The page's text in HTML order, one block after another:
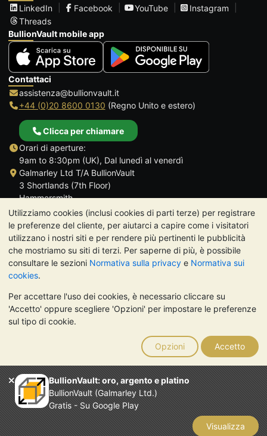
Utilizziamo cookies (inclusi cookies di parti terze) per registrare
le preferenze del cliente, per aiutarci a capire come i visitatori
utilizzano i nostri siti e per rendere più pertinenti le pubblicità
che mostriamo su siti di terzi. Per saperne di più, è possibile
consultare le sezioni Normativa sulla privacy e Normativa sui
cookies.
Per accettare l'uso dei cookies, è necessario cliccare su
'Accetto' oppure scegliere 'Opzioni' per impostare le preferenze
sul tipo di cookie.
Opzioni Accetto
BullionVault: oro, argento e platino
BullionVault (Galmarley Ltd.)
Gratis - Su Google Play
Visualizza
LinkedIn
Facebook YouTube
Instagram
Threads
BullionVault mobile app
Contattaci
assistenza@bullionvault.it
+44 (0)20 8600 0130 (Regno Unito e estero)
Clicca per chiamare
Orari di aperture:
9am to 8:30pm (UK), Dal lunedì al venerdì
Galmarley Ltd T/A BullionVault
3 Shortlands (7th Floor)
Hammersmith
Londra
W6 8DA
Regno Unito
TrustScore 4.7 | 488 recensioni
NOTA BENE: Il valore dei metalli preziosi può diminuire o
aumentare, e i trend storici non sono predittori dell'andamento
futuro. Nulla di quanto contenuto nei siti web di BullionVault o
nelle sue comunicazioni costituisce una consulenza sugli
investimenti. Si consiglia di rivolgersi a un professionista per
stabilire se l'investimento in metalli preziosi è adatto alle proprie
esigenze.
Galmarley Ltd, trading acome BullionVault, registrata in
Inghilterra e Galles 4943684
BullionVault Ltd © 2026